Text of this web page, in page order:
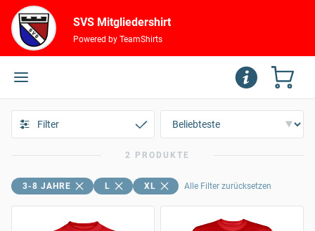
SVS Mitgliedershirt
Powered by TeamShirts
Filter
2 PRODUKTE
3-8 JAHRE L XL Alle Filter zurücksetzen